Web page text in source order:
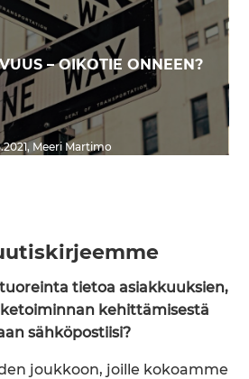
– OIKOTIE ONNEEN?
, Meeri Martimo
tietoa asiakkuuksien,
kehittämisestä
sähköpostiisi?
joukkoon, joille kokoamme